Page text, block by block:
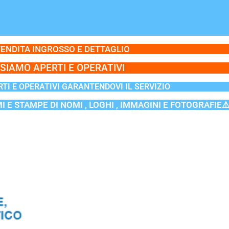
INGROSSO E DETTAGLIO
SIAMO APERTI E OPERATIVI
E OPERATIVI GARANTENDOVI IL SERVIZIO
E STAMPE DI NOMI , LOGHI , IMMAGINI E